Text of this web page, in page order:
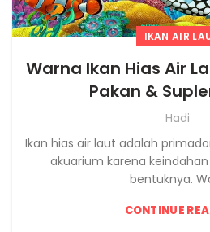
IKAN AIR
Warna Ikan Hias Air
Pakan &
Hadi
Ikan hias air laut adalah
akuarium karena
bentuknya.
CONTINUE